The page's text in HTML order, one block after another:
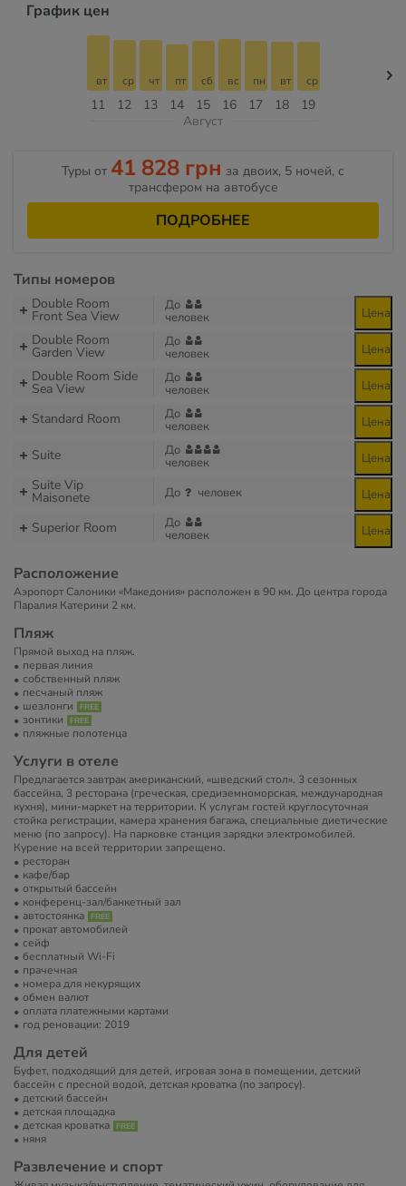
График цен
11
вт
12
ср
13
чт
14
пт
15
сб
16
вс
17
пн
18
вт
19
ср
Август
Туры от 41 828 грн за двоих, 5 ночей, с
трансфером на автобусе
ПОДРОБНЕЕ
Типы номеров
Double Room
Front Sea View
До
человек Цена
Double Room
Garden View
До
человек Цена
Double Room Side
Sea View
До
человек Цена
Standard Room До
человек Цена
Suite До
человек Цена
Suite Vip
Maisonete До человек Цена
Superior Room До
человек Цена
Расположение
Аэропорт Салоники «Македония» расположен в 90 км. До центра города
Паралия Катерини 2 км.
Пляж
Прямой выход на пляж.
первая линия
собственный пляж
песчаный пляж
шезлонги
зонтики
пляжные полотенца
Услуги в отеле
Предлагается завтрак американский, «шведский стол». 3 сезонных
бассейна, 3 ресторана (греческая, средиземноморская, международная
кухня), мини-маркет на территории. К услугам гостей круглосуточная
стойка регистрации, камера хранения багажа, специальные диетические
меню (по запросу). На парковке станция зарядки электромобилей.
Курение на всей территории запрещено.
ресторан
кафе/бар
открытый бассейн
конференц-зал/банкетный зал
автостоянка
прокат автомобилей
сейф
бесплатный Wi-Fi
прачечная
номера для некурящих
обмен валют
оплата платежными картами
год реновации: 2019
Для детей
Буфет, подходящий для детей, игровая зона в помещении, детский
бассейн с пресной водой, детская кроватка (по запросу).
детский бассейн
детская площадка
детская кроватка
няня
Развлечение и спорт